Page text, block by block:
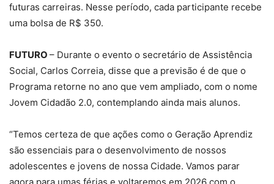
futuras carreiras. Nesse período, cada participante recebe
uma bolsa de R$ 350.
FUTURO – Durante o evento o secretário de Assistência
Social, Carlos Correia, disse que a previsão é de que o
Programa retorne no ano que vem ampliado, com o nome
Jovem Cidadão 2.0, contemplando ainda mais alunos.
“Temos certeza de que ações como o Geração Aprendiz
são essenciais para o desenvolvimento de nossos
adolescentes e jovens de nossa Cidade. Vamos parar